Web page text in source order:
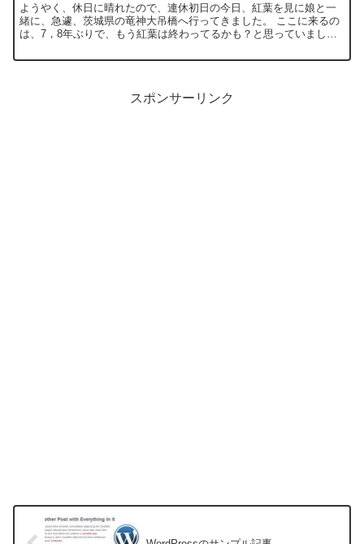
ようやく、休日に晴れたので、連休初日の今日、紅葉を見に娘と一
緒に、急遽、茨城県の竜神大吊橋へ行ってきました。 ここに来るの
は、7，8年ぶりで、もう紅葉は終わってるかも？と思っていました
スポンサーリンク